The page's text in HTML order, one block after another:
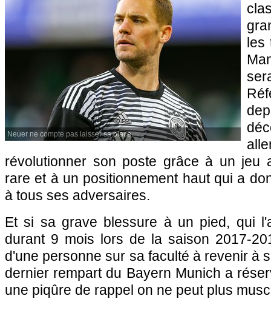
Neuer ne compte pas laisser sa place.
les
révolutionner son poste grâce à un jeu
rare et à un positionnement haut qui a
à tous ses adversaires.
Et si sa grave blessure à un pied, qui
durant 9 mois lors de la saison 2017-
d'une personne sur sa faculté à revenir à
dernier rempart du Bayern Munich a
une piqûre de rappel on ne peut plus